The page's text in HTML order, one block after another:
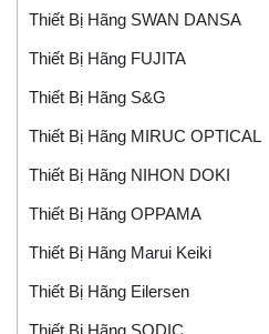
Thiết Bị Hãng SWAN DANSA
Thiết Bị Hãng FUJITA
Thiết Bị Hãng S&G
Thiết Bị Hãng MIRUC OPTICAL
Thiết Bị Hãng NIHON DOKI
Thiết Bị Hãng OPPAMA
Thiết Bị Hãng Marui Keiki
Thiết Bị Hãng Eilersen
Thiết Bị Hãng SODIC